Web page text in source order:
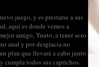
juego, y es prestarse a sus
aquí es donde vemos a
amigo, Yuuto, a tener sexo
anal y por desgracia no
plan que llevará a cabo junto
cumpla todos sus caprichos.